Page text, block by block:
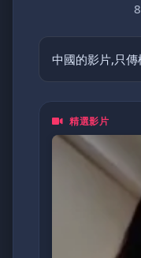
中國的影片,只傳
精選影片